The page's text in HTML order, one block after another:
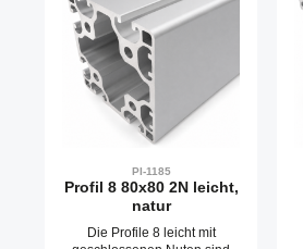
PI-1185
Profil 8 80x80 2N leicht,
natur
Die Profile 8 leicht mit